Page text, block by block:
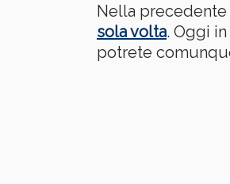
Nella
sola volta. Oggi
potrete